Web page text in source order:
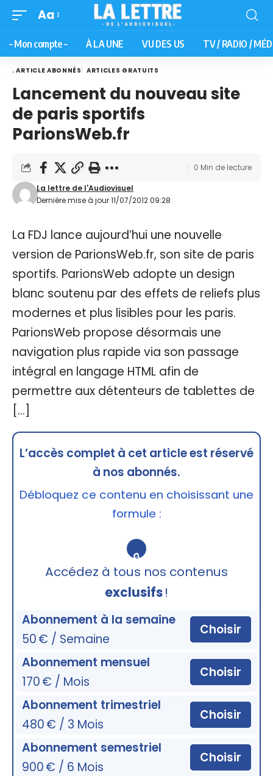
Aa
– Mon compte – À LA UNE VU DES US TV / RADIO /
. ARTICLE ABONNÉS ARTICLES GRATUITS
Lancement du nouveau site
de paris sportifs
ParionsWeb.fr
Dernière mise à jour 11/07/2012 09:28
La lettre de l'Audiovisuel
0 Min de lecture
La FDJ lance aujourd’hui une nouvelle
version de ParionsWeb.fr, son site de paris
sportifs. ParionsWeb adopte un design
blanc soutenu par des effets de reliefs plus
modernes et plus lisibles pour les paris.
ParionsWeb propose désormais une
navigation plus rapide via son passage
intégral en langage HTML afin de
permettre aux détenteurs de tablettes de
[…]
L’accès complet à cet article est réservé
à nos abonnés.
Débloquez ce contenu en choisissant une
formule :
🔒
Accédez à tous nos contenus
exclusifs!
Abonnement à la semaine
50 € / Semaine
Choisir
Abonnement mensuel
170 € / Mois
Choisir
Abonnement trimestriel
480 € / 3 Mois
Choisir
Abonnement semestriel
900 € / 6 Mois
Choisir